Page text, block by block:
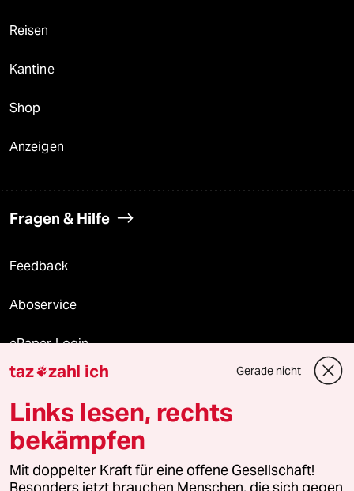
Reisen
Kantine
Shop
Anzeigen
Fragen & Hilfe
Feedback
Aboservice
ePaper Login
Downloads für Abonnierende
© 2026 taz Verlags und Vertriebs GmbH
Alle Rechte vorbehalten. Bei rechtlichen Fragen oder für Genehmigungen
wenden Sie sich bitte an
lizenzen@taz.de
taz zahl ich Gerade nicht
Links lesen, rechts
bekämpfen
Mit doppelter Kraft für eine offene Gesellschaft!